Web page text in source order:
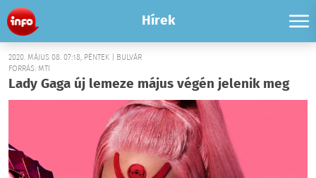
Hírek
2020. MÁJUS 08. 07:18, PÉNTEK | BULVÁR
FORRÁS: MTI
Lady Gaga új lemeze május végén jelenik meg